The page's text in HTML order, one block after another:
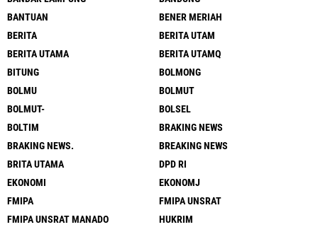
BANTUAN
BENER MERIAH
BERITA
BERITA UTAM
BERITA UTAMA
BERITA UTAMQ
BITUNG
BOLMONG
BOLMU
BOLMUT
BOLMUT-
BOLSEL
BOLTIM
BRAKING NEWS
BRAKING NEWS.
BREAKING NEWS
BRITA UTAMA
DPD RI
EKONOMI
EKONOMJ
FMIPA
FMIPA UNSRAT
FMIPA UNSRAT MANADO
HUKRIM